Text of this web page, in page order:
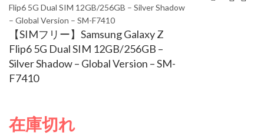
Flip6 5G Dual SIM 12GB/256GB – Silver Shadow
– Global Version – SM-F7410
【SIMフリー】Samsung Galaxy Z
Flip6 5G Dual SIM 12GB/256GB –
Silver Shadow – Global Version – SM-
F7410
【SIMフリー】
Fold6 5G Dual SIM
12GB/256GB - Navy -
Flip6 5G Dual SIM
12GB/256GB –
在庫切れ